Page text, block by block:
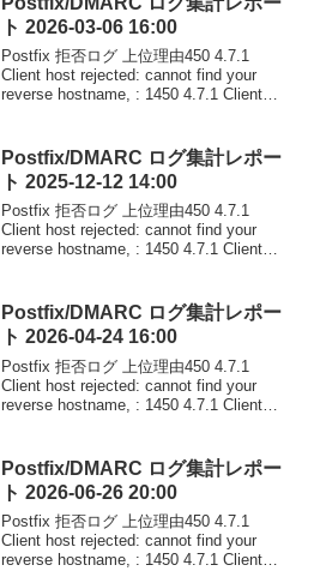
ト 2026-03-06 16:00
Postfix 拒否ログ 上位理由450 4.7.1
Client host rejected: cannot find your
reverse hostname, : 1450 4.7.1 Client
Postfix/DMARC ログ集計レポー
ト 2025-12-12 14:00
Postfix 拒否ログ 上位理由450 4.7.1
Client host rejected: cannot find your
reverse hostname, : 1450 4.7.1 Client
Postfix/DMARC ログ集計レポー
ト 2026-04-24 16:00
Postfix 拒否ログ 上位理由450 4.7.1
Client host rejected: cannot find your
reverse hostname, : 1450 4.7.1 Client
Postfix/DMARC ログ集計レポー
ト 2026-06-26 20:00
Postfix 拒否ログ 上位理由450 4.7.1
Client host rejected: cannot find your
reverse hostname, : 1450 4.7.1 Client